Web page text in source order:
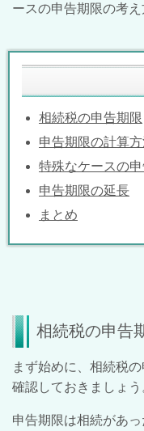
ースの申告期限の考え
相続税の申告期限
申告期限の計算
特殊なケースの
申告期限の延長
まとめ
相続税の申告
まず始めに、相続税
確認しておきましょう
申告期限は相続があ